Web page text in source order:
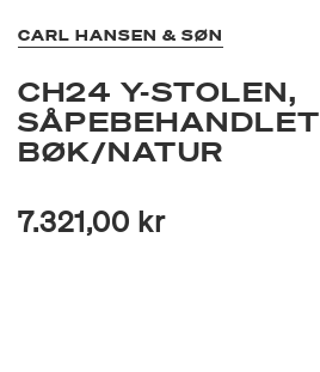
CARL HANSEN & SØN
CH24 Y-STOLEN,
SÅPEBEHANDLET
BØK/NATUR
7.321,00 kr